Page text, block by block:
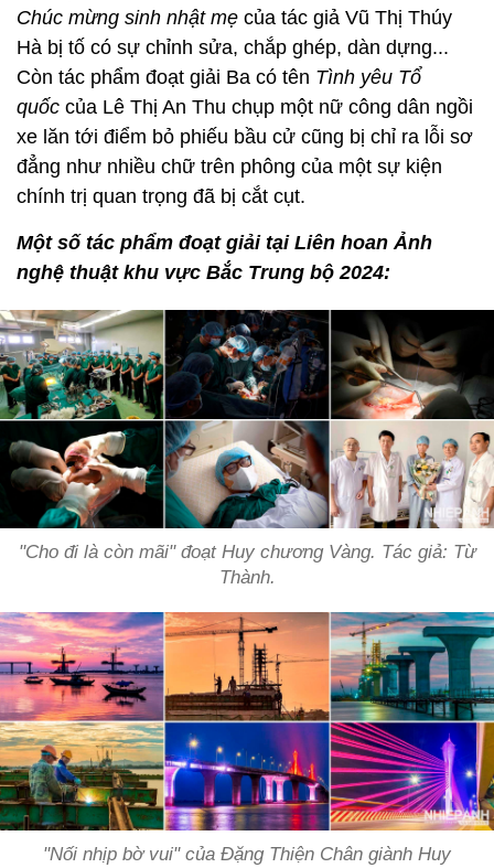
Chúc mừng sinh nhật mẹ của tác giả Vũ Thị Thúy
Hà bị tố có sự chỉnh sửa, chắp ghép, dàn dựng...
Còn tác phẩm đoạt giải Ba có tên Tình yêu Tổ
quốc của Lê Thị An Thu chụp một nữ công dân ngồi
xe lăn tới điểm bỏ phiếu bầu cử cũng bị chỉ ra lỗi sơ
đẳng như nhiều chữ trên phông của một sự kiện
chính trị quan trọng đã bị cắt cụt.
Một số tác phẩm đoạt giải tại Liên hoan Ảnh
nghệ thuật khu vực Bắc Trung bộ 2024:
"Cho đi là còn mãi" đoạt Huy chương Vàng. Tác giả: Từ
Thành.
"Nối nhịp bờ vui" của Đặng Thiện Chân giành Huy